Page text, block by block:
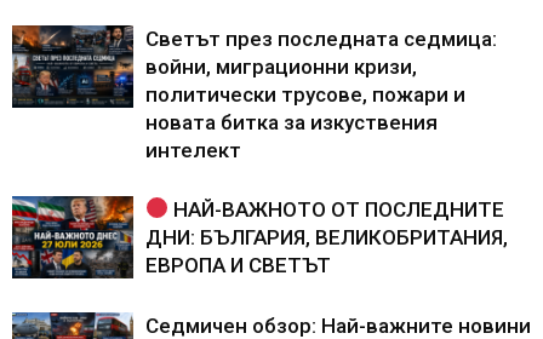
Светът през последната седмица:
войни, миграционни кризи,
политически трусове, пожари и
новата битка за изкуствения
интелект
НАЙ-ВАЖНОТО ОТ ПОСЛЕДНИТЕ
ДНИ: БЪЛГАРИЯ, ВЕЛИКОБРИТАНИЯ,
ЕВРОПА И СВЕТЪТ
Седмичен обзор: Най-важните новини